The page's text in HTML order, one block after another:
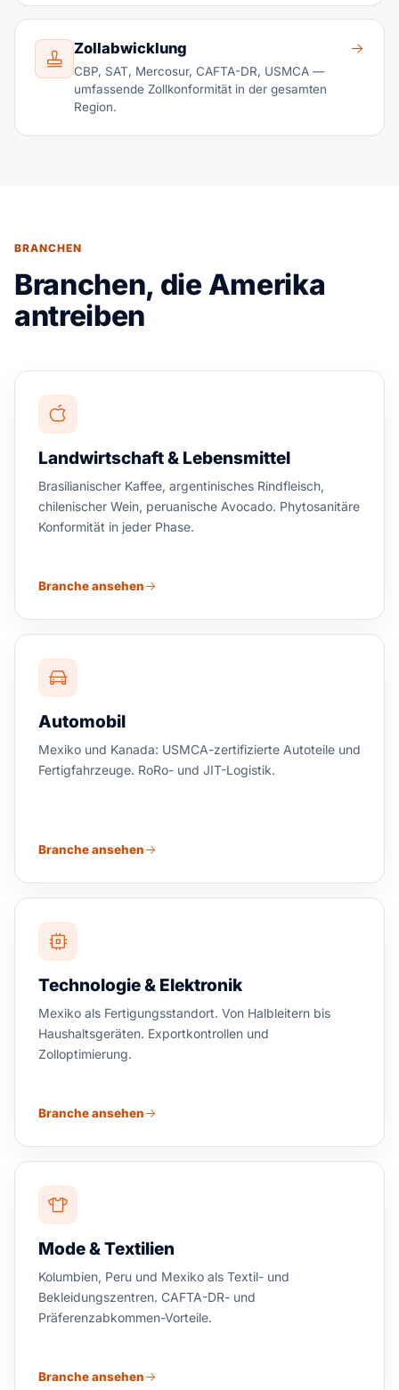
Zollabwicklung
CBP, SAT, Mercosur, CAFTA-DR, USMCA —
umfassende Zollkonformität in der gesamten
Region.
BRANCHEN
Branchen, die Amerika
antreiben
Landwirtschaft & Lebensmittel
Brasilianischer Kaffee, argentinisches Rindfleisch,
chilenischer Wein, peruanische Avocado. Phytosanitäre
Konformität in jeder Phase.
Branche ansehen
Automobil
Mexiko und Kanada: USMCA-zertifizierte Autoteile und
Fertigfahrzeuge. RoRo- und JIT-Logistik.
Branche ansehen
Technologie & Elektronik
Mexiko als Fertigungsstandort. Von Halbleitern bis
Haushaltsgeräten. Exportkontrollen und
Zolloptimierung.
Branche ansehen
Mode & Textilien
Kolumbien, Peru und Mexiko als Textil- und
Bekleidungszentren. CAFTA-DR- und
Präferenzabkommen-Vorteile.
Branche ansehen